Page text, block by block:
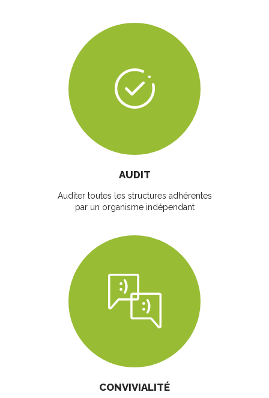
AUDIT
Auditer toutes les structures adhérentes
par un organisme indépendant
CONVIVIALITÉ